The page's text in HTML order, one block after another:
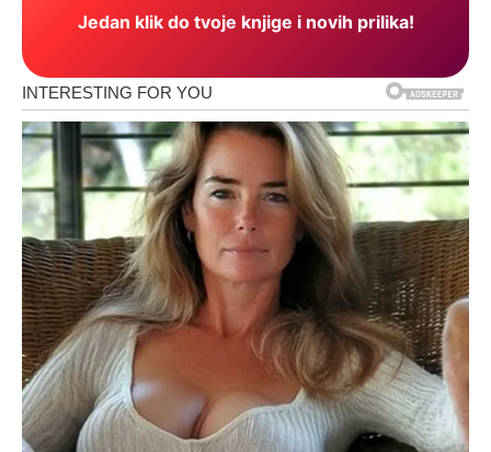
Jedan klik do tvoje knjige i novih prilika!